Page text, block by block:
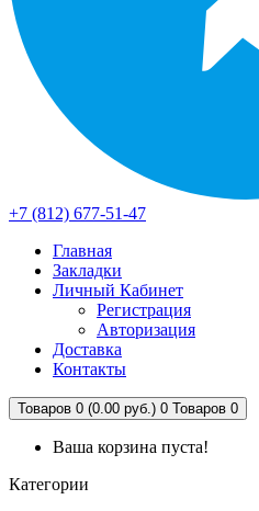
+7 (812) 677-51-47
Главная
Закладки
Личный Кабинет
Регистрация
Авторизация
Доставка
Контакты
Товаров 0 (0.00 руб.) 0 Товаров 0
Ваша корзина пуста!
Категории